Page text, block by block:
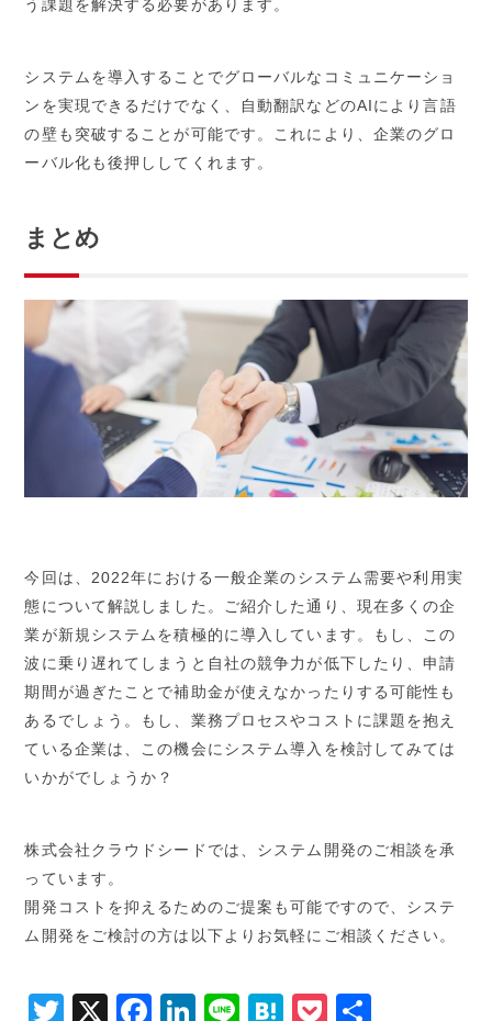
う課題を解決する必要があります。
システムを導入することでグローバルなコミュニケーショ
ンを実現できるだけでなく、自動翻訳などのAIにより言語
の壁も突破することが可能です。これにより、企業のグロ
ーバル化も後押ししてくれます。
まとめ
今回は、2022年における一般企業のシステム需要や利用実
態について解説しました。ご紹介した通り、現在多くの企
業が新規システムを積極的に導入しています。もし、この
波に乗り遅れてしまうと自社の競争力が低下したり、申請
期間が過ぎたことで補助金が使えなかったりする可能性も
あるでしょう。もし、業務プロセスやコストに課題を抱え
ている企業は、この機会にシステム導入を検討してみては
いかがでしょうか？
株式会社クラウドシードでは、システム開発のご相談を承
っています。
開発コストを抑えるためのご提案も可能ですので、システ
ム開発をご検討の方は以下よりお気軽にご相談ください。
Twitter
X Facebook
LinkedIn
LineHatena
Pocket